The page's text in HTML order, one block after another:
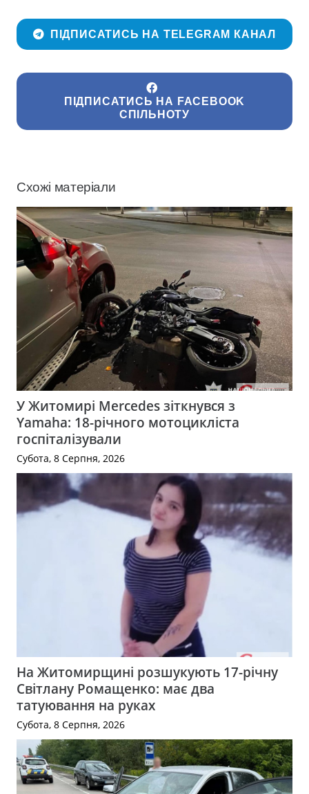
ПІДПИСАТИСЬ НА TELEGRAM КАНАЛ
ПІДПИСАТИСЬ НА FACEBOOK
СПІЛЬНОТУ
Схожі матеріали
У Житомирі Mercedes зіткнувся з
Yamaha: 18-річного мотоцикліста
госпіталізували
Субота, 8 Серпня, 2026
На Житомирщині розшукують 17-річну
Світлану Ромащенко: має два
татуювання на руках
Субота, 8 Серпня, 2026